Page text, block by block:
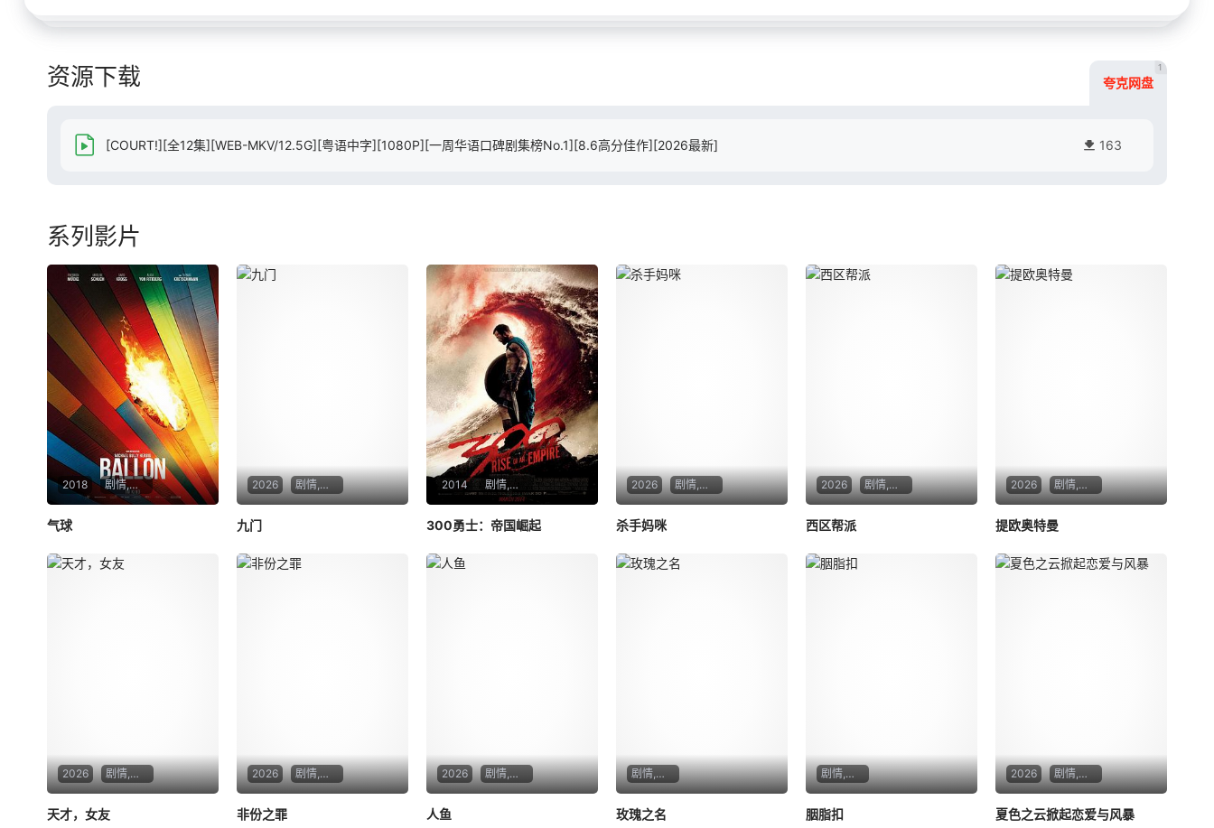
资源下载 夸克网盘
1
[COURT!][全12集][WEB-MKV/12.5G][粤语中字][1080P][一周华语口碑剧集榜No.1][8.6高分佳作][2026最新] 163
系列影片
2018 剧情,惊悚,历史
气球
2026 剧情,奇幻,冒险
九门
2014 剧情,动作,历史,战争
300勇士：帝国崛起
2026 剧情,惊悚
杀手妈咪
2026 剧情,战争
西区帮派
2026 剧情,动作,科幻
提欧奥特曼
2026 剧情,爱情
天才，女友
2026 剧情,悬疑,犯罪
非份之罪
2026 剧情,悬疑
人鱼
剧情,悬疑,犯罪
玫瑰之名
剧情,爱情,奇幻
胭脂扣
2026 剧情,爱情,同性
夏色之云掀起恋爱与风暴